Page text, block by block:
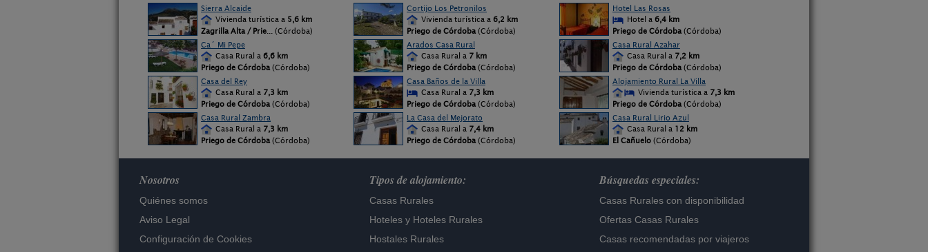
Sierra Alcaide
Vivienda turística a 5,6 km
Zagrilla Alta / Prie... (Córdoba)
Cortijo Los Petronilos
Vivienda turística a 6,2 km
Priego de Córdoba (Córdoba)
Hotel Las Rosas
Hotel a 6,4 km
Priego de Córdoba (Córdoba)
Ca´ Mi Pepe
Casa Rural a 6,6 km
Priego de Córdoba (Córdoba)
Arados Casa Rural
Casa Rural a 7 km
Priego de Córdoba (Córdoba)
Casa Rural Azahar
Casa Rural a 7,2 km
Priego de Córdoba (Córdoba)
Casa del Rey
Casa Rural a 7,3 km
Priego de Córdoba (Córdoba)
Casa Baños de la Villa
Casa Rural a 7,3 km
Priego de Córdoba (Córdoba)
Alojamiento Rural La Villa
Vivienda turística a 7,3 km
Priego de Córdoba (Córdoba)
Casa Rural Zambra
Casa Rural a 7,3 km
Priego de Córdoba (Córdoba)
La Casa del Mejorato
Casa Rural a 7,4 km
Priego de Córdoba (Córdoba)
Casa Rural Lirio Azul
Casa Rural a 12 km
El Cañuelo (Córdoba)
Nosotros
Quiénes somos
Aviso Legal
Configuración de Cookies
Tipos de alojamiento:
Casas Rurales
Hoteles y Hoteles Rurales
Hostales Rurales
Búsquedas especiales:
Casas Rurales con disponibilidad
Ofertas Casas Rurales
Casas recomendadas por viajeros